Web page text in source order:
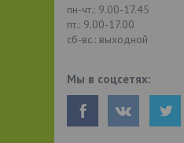
пн-чт.: 9.00-17.45
пт.: 9.00-17.00
сб-вс.: выходной
Мы в соцсетях: